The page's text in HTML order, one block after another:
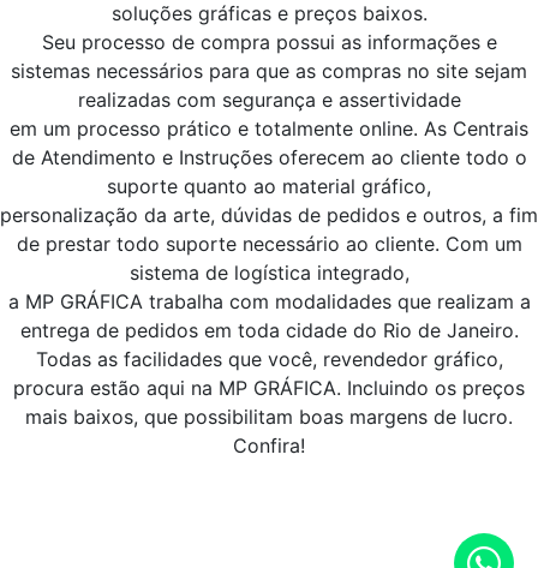
soluções gráficas e preços baixos.
Seu processo de compra possui as informações e
sistemas necessários para que as compras no site sejam
realizadas com segurança e assertividade
em um processo prático e totalmente online. As Centrais
de Atendimento e Instruções oferecem ao cliente todo o
suporte quanto ao material gráfico,
personalização da arte, dúvidas de pedidos e outros, a fim
de prestar todo suporte necessário ao cliente. Com um
sistema de logística integrado,
a MP GRÁFICA trabalha com modalidades que realizam a
entrega de pedidos em toda cidade do Rio de Janeiro.
Todas as facilidades que você, revendedor gráfico,
procura estão aqui na MP GRÁFICA. Incluindo os preços
mais baixos, que possibilitam boas margens de lucro.
Confira!